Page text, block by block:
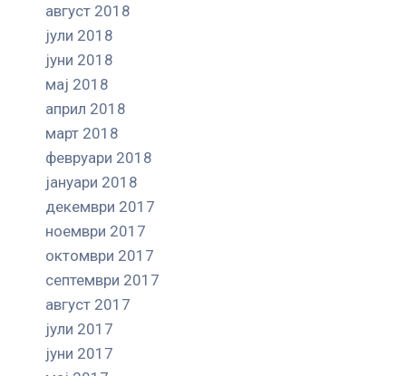
август 2018
јули 2018
јуни 2018
мај 2018
април 2018
март 2018
февруари 2018
јануари 2018
декември 2017
ноември 2017
октомври 2017
септември 2017
август 2017
јули 2017
јуни 2017